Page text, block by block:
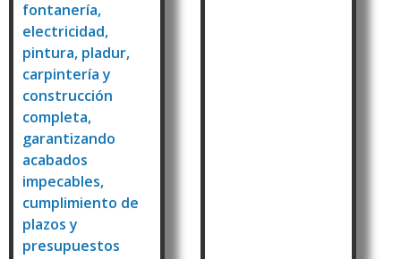
fontanería,
electricidad,
pintura, pladur,
carpintería y
construcción
completa,
garantizando
acabados
impecables,
cumplimiento de
plazos y
presupuestos